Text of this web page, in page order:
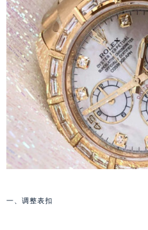
一、调整表扣